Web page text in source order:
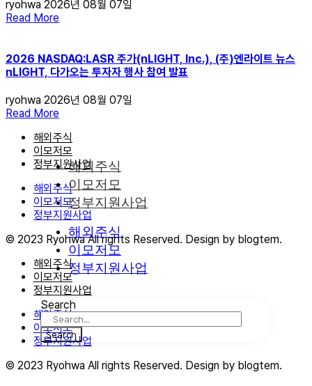
ryohwa 2026년 08월 07일
Read More
2026 NASDAQ:LASR 주가(nLIGHT, Inc.), (주)엔라이트 뉴스
nLIGHT, 다가오는 투자자 행사 참여 발표
ryohwa 2026년 08월 07일
Read More
해외주식
이모저모
정부지원사업
해외주식
이모저모
정부지원사업
© 2023 Ryohwa All rights Reserved. Design by blogtem.
해외주식
이모저모
정부지원사업
해외주식
이모저모
정부지원사업
© 2023 Ryohwa All rights Reserved. Design by blogtem.
해외주식
이모저모
정부지원사업
해외주식
이모저모
정부지원사업
Search
Search